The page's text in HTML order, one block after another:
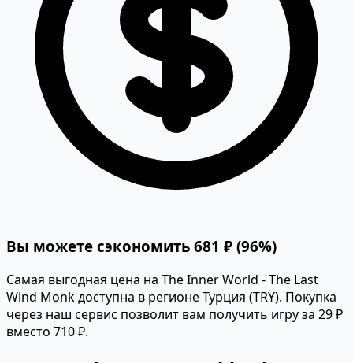
Вы можете сэкономить 681 ₽ (96%)
Самая выгодная цена на The Inner World - The Last
Wind Monk доступна в регионе Турция (TRY). Покупка
через наш сервис позволит вам получить игру за 29 ₽
вместо 710 ₽.